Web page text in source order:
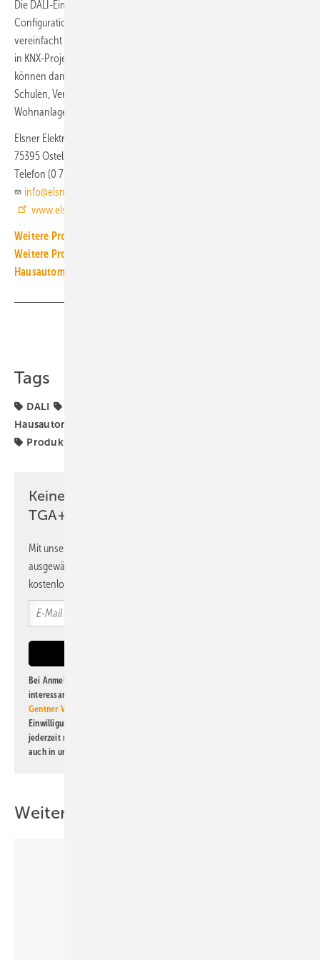
Die DALI-Einstellungen erfolgen im KNX-Projekt über eine DCA (Device
Configuration App). Die zentrale Einrichtung in der ETS-Umgebung
vereinfacht die Verwirklichung moderner DALI-Beleuchtungssysteme
in KNX-Projekten. Individuelle und energieeffiziente Lichtkonzepte
können damit in privaten und gewerblichen Bauten von Hotels über
Schulen, Verwaltungsbauten, Produktionsstätten bis hin zu
Wohnanlagen und Einfamilienhäusern umgesetzt werden.
Elsner Elektronik
75395 Ostelsheim
Telefon (0 70 33) 30 94 50
info@elsner-elektronik.de
www.elsner-elektronik.de
Weitere Produkt-Meldungen zum Thema Elektrotechnik
Weitere Produkt-Meldungen zum Thema Gebäude- und
Hausautomation
Tags
DALI
Hausautomation
Produkte
Keine Zeit? Kein Problem mit dem
TGA+E Newsletter!
Mit unserem Newsletter erhalten Sie regelmäßig von uns
ausgewählte Informationen und Neuigkeiten, gebündelt und
kostenlos direkt ins Postfach.
Bei Anmeldung zu diesem Newsletter bin ich damit einverstanden, über
interessante Verlags- und Online-Angebote
Gentner Verlag GmbH & Co. KG
Einwilligung kann ich jederzeit widerrufen und eine Abmeldung ist
jederzeit möglich. Informationen zum Umgang mit Daten finden Sie
auch in unserer
Weitere Inhalte